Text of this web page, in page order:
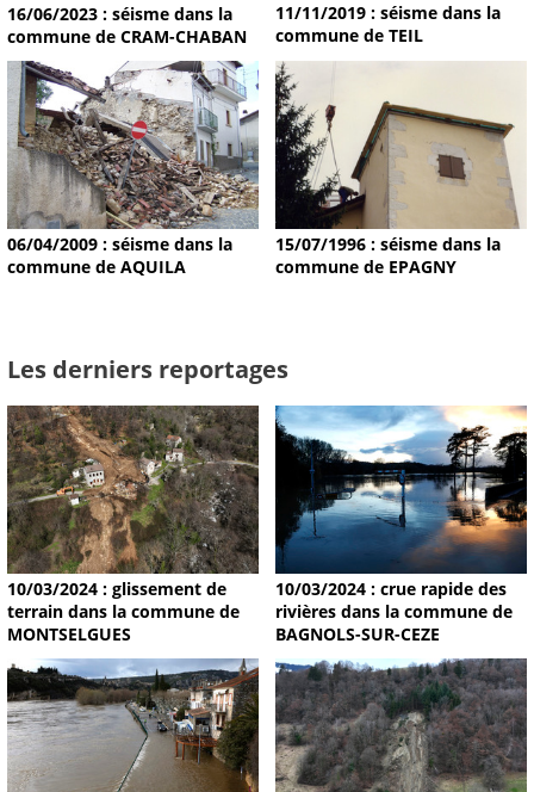
16/06/2023 : séisme dans la
commune de CRAM-CHABAN
11/11/2019 : séisme dans la
commune de TEIL
06/04/2009 : séisme dans la
commune de AQUILA
15/07/1996 : séisme dans la
commune de EPAGNY
Les derniers reportages
10/03/2024 : glissement de
terrain dans la commune de
MONTSELGUES
10/03/2024 : crue rapide des
rivières dans la commune de
BAGNOLS-SUR-CEZE